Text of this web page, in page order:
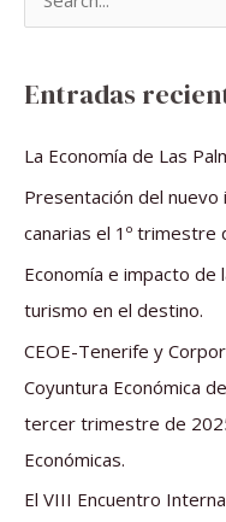
a
Entradas
La Economía de Las
Presentación del
canarias el 1º trimestre
Economía e impacto de
turismo en el destino.
CEOE-Tenerife y
Coyuntura Económica
tercer trimestre de
Económicas.
El VIII Encuentro